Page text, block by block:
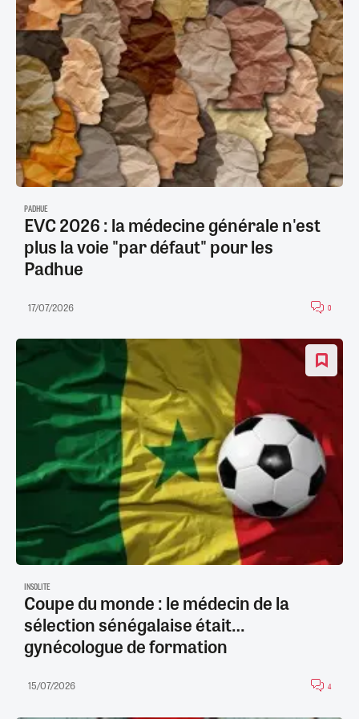
PADHUE
EVC 2026 : la médecine générale n'est
plus la voie "par défaut" pour les
Padhue
17/07/2026 0
INSOLITE
Coupe du monde : le médecin de la
sélection sénégalaise était…
gynécologue de formation
15/07/2026 4